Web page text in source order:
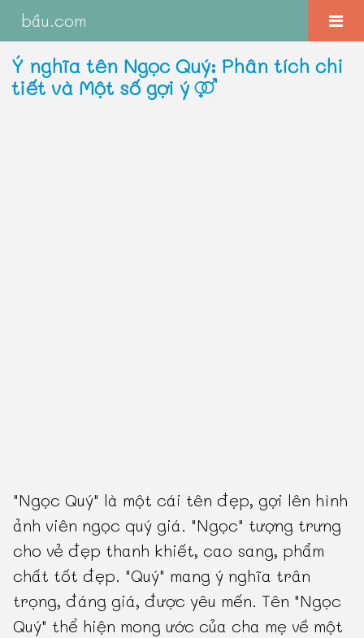
bầu.com
Ý nghĩa tên Ngọc Quý: Phân tích chi
tiết và Một số gợi ý
"Ngọc Quý" là một cái tên đẹp, gợi lên hình
ảnh viên ngọc quý giá. "Ngọc" tượng trưng
cho vẻ đẹp thanh khiết, cao sang, phẩm
chất tốt đẹp. "Quý" mang ý nghĩa trân
trọng, đáng giá, được yêu mến. Tên "Ngọc
Quý" thể hiện mong ước của cha mẹ về một